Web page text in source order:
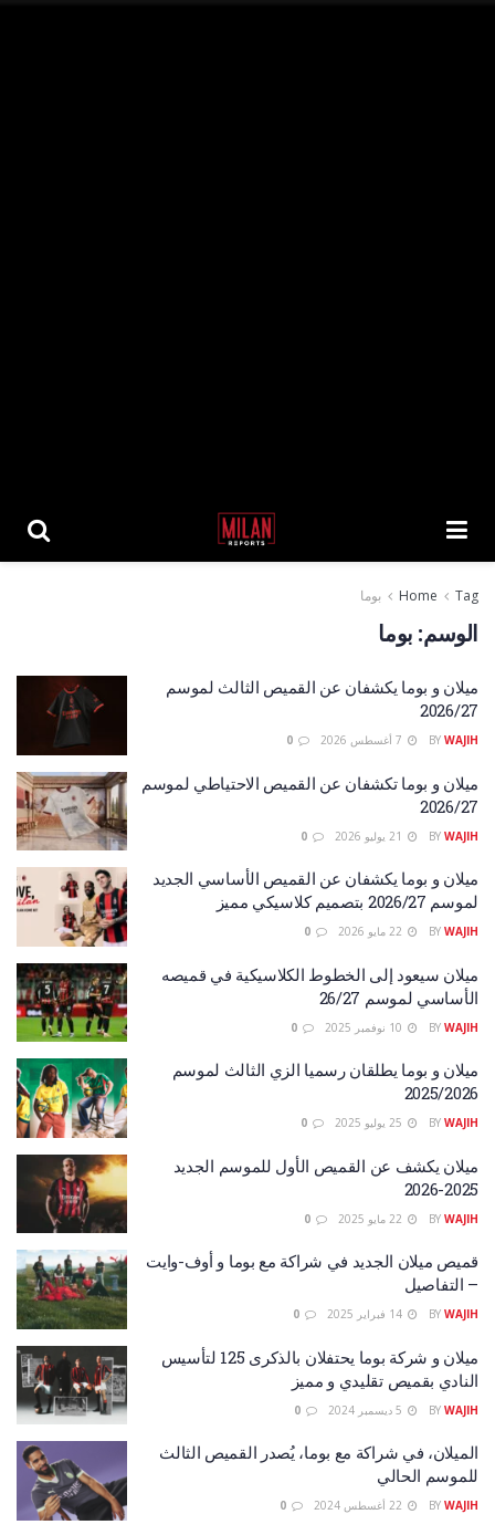
Home Tag بوما
الوسم: بوما
ميلان و بوما يكشفان عن القميص الثالث لموسم
2026/27
BY WAJIH
ميلان و بوما تكشفان عن القميص الاحتياطي لموسم
2026/27
BY WAJIH
ميلان و بوما يكشفان عن القميص الأساسي الجديد
لموسم 2026/27 بتصميم كلاسيكي مميز
BY WAJIH
ميلان سيعود إلى الخطوط الكلاسيكية في قميصه
الأساسي لموسم 26/27
BY WAJIH
ميلان و بوما يطلقان رسميا الزي الثالث لموسم
2025/2026
BY WAJIH
ميلان يكشف عن القميص الأول للموسم الجديد
2025-2026
BY WAJIH
قميص ميلان الجديد في شراكة مع بوما و أوف-وايت
– التفاصيل
BY WAJIH
ميلان و شركة بوما يحتفلان بالذكرى 125 لتأسيس
النادي بقميص تقليدي و مميز
BY WAJIH
الميلان، في شراكة مع بوما، يُصدر القميص الثالث
للموسم الحالي
BY WAJIH